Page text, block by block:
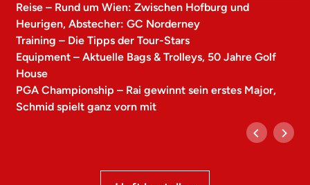
Reise – Rund um Wien: Zwischen Hofburg und
Heurigen, Abstecher: GC Norderney
Training – Die Tipps der Tour-Stars
Equipment – Aktuelle Bags & Trolleys, 50 Jahre Golf
House
PGA Championship – Rai gewinnt sein erstes Major,
Schmid spielt ganz vorn mit